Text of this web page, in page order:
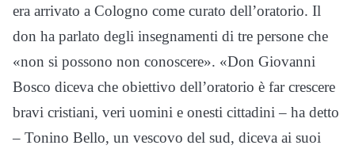
era arrivato a Cologno come curato dell’oratorio. Il
don ha parlato degli insegnamenti di tre persone che
«non si possono non conoscere». «Don Giovanni
Bosco diceva che obiettivo dell’oratorio è far crescere
bravi cristiani, veri uomini e onesti cittadini – ha detto
– Tonino Bello, un vescovo del sud, diceva ai suoi